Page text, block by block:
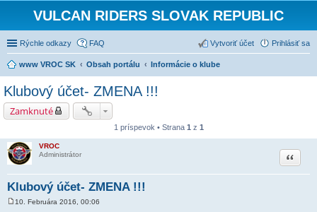
VULCAN RIDERS SLOVAK REPUBLIC
Rýchle odkazy FAQ Prihlásiť sa
Vytvoriť účet
www VROC SK Obsah portálu Informácie o klube
Klubový účet- ZMENA !!!
Zamknuté
1 príspevok • Strana 1 z 1
VROC
Administrátor
Klubový účet- ZMENA !!!
Citovať
10. Februára 2016, 00:06